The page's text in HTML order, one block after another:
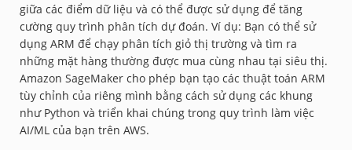
giữa các điểm dữ liệu và có thể được sử dụng để tăng
cường quy trình phân tích dự đoán. Ví dụ: Bạn có thể sử
dụng ARM để chạy phân tích giỏ thị trường và tìm ra
những mặt hàng thường được mua cùng nhau tại siêu thị.
Amazon SageMaker cho phép bạn tạo các thuật toán ARM
tùy chỉnh của riêng mình bằng cách sử dụng các khung
như Python và triển khai chúng trong quy trình làm việc
AI/ML của bạn trên AWS.